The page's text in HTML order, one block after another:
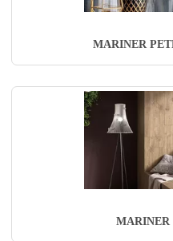
MARINER
MARINER